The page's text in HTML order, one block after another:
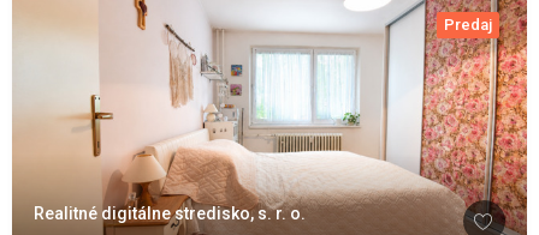
Predaj
Realitné digitálne stredisko, s. r. o.